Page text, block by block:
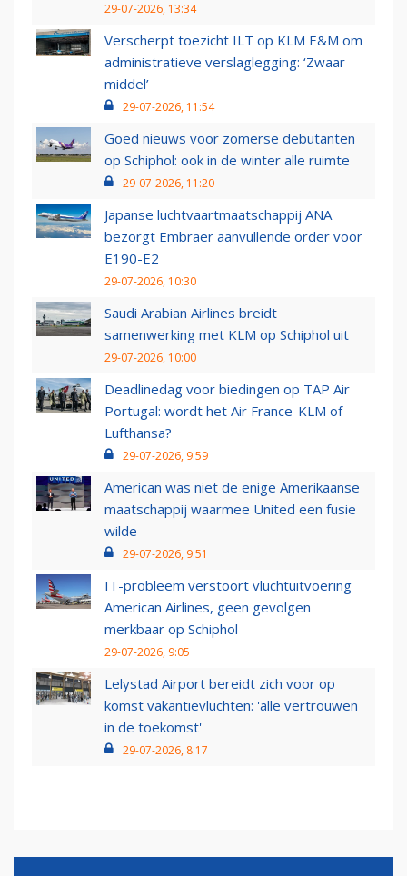
29-07-2026, 13:34
Verscherpt toezicht ILT op KLM E&M om
administratieve verslaglegging: ‘Zwaar
middel’
29-07-2026, 11:54
Goed nieuws voor zomerse debutanten
op Schiphol: ook in de winter alle ruimte
29-07-2026, 11:20
Japanse luchtvaartmaatschappij ANA
bezorgt Embraer aanvullende order voor
E190-E2
29-07-2026, 10:30
Saudi Arabian Airlines breidt
samenwerking met KLM op Schiphol uit
29-07-2026, 10:00
Deadlinedag voor biedingen op TAP Air
Portugal: wordt het Air France-KLM of
Lufthansa?
29-07-2026, 9:59
American was niet de enige Amerikaanse
maatschappij waarmee United een fusie
wilde
29-07-2026, 9:51
IT-probleem verstoort vluchtuitvoering
American Airlines, geen gevolgen
merkbaar op Schiphol
29-07-2026, 9:05
Lelystad Airport bereidt zich voor op
komst vakantievluchten: 'alle vertrouwen
in de toekomst'
29-07-2026, 8:17